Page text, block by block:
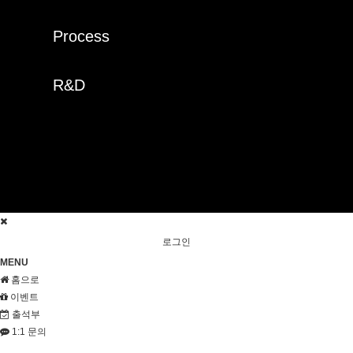
Process
R&D
로그인
MENU
홈으로
이벤트
출석부
1:1 문의